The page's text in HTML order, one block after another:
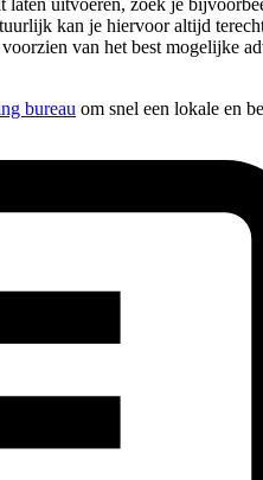
kan je hiervoor altijd
van het best mogelijke
bureau om snel een lokale en